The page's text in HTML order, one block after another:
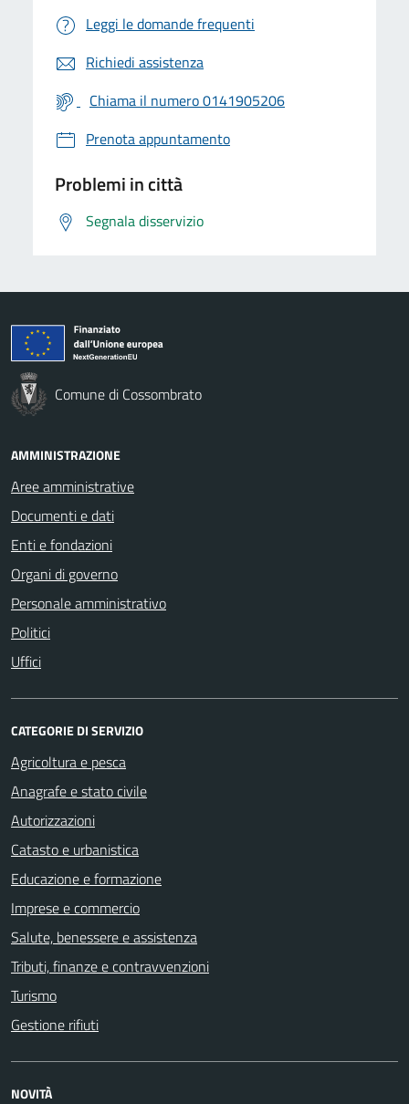
Leggi le domande frequenti
Richiedi assistenza
Chiama il numero 0141905206
Prenota appuntamento
Problemi in città
Segnala disservizio
Comune di Cossombrato
AMMINISTRAZIONE
Aree amministrative
Documenti e dati
Enti e fondazioni
Organi di governo
Personale amministrativo
Politici
Uffici
CATEGORIE DI SERVIZIO
Agricoltura e pesca
Anagrafe e stato civile
Autorizzazioni
Catasto e urbanistica
Educazione e formazione
Imprese e commercio
Salute, benessere e assistenza
Tributi, finanze e contravvenzioni
Turismo
Gestione rifiuti
NOVITÀ